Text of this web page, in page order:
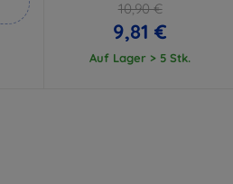
10,90 €
9,81 €
Auf Lager > 5 Stk.